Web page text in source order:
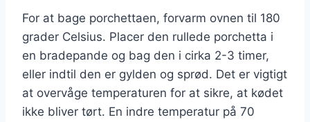
For at bage porchettaen, forvarm ovnen til 180
grader Celsius. Placer den rullede porchetta i
en bradepande og bag den i cirka 2-3 timer,
eller indtil den er gylden og sprød. Det er vigtigt
at overvåge temperaturen for at sikre, at kødet
ikke bliver tørt. En indre temperatur på 70